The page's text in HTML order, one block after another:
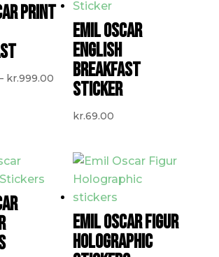
PRINT
kr.999.00Prisinterval:
kr.299.00
EMIL OSCAR
ENGLISH
BREAKFAST
STICKER
kr.69.00
EMIL OSCAR FIGUR
HOLOGRAPHIC